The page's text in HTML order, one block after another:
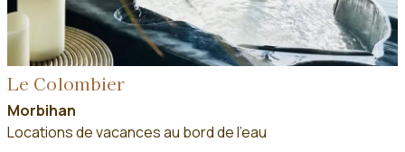
Le Colombier
Morbihan
Locations de vacances au bord de l'eau